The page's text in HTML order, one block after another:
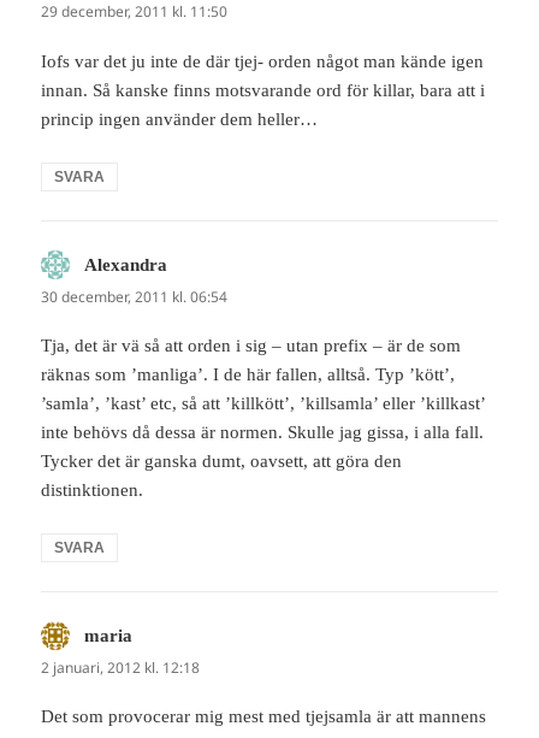
29 december, 2011 kl. 11:50
Iofs var det ju inte de där tjej- orden något man kände igen
innan. Så kanske finns motsvarande ord för killar, bara att i
princip ingen använder dem heller…
SVARA
Alexandra
30 december, 2011 kl. 06:54
Tja, det är vä så att orden i sig – utan prefix – är de som
räknas som ’manliga’. I de här fallen, alltså. Typ ’kött’,
’samla’, ’kast’ etc, så att ’killkött’, ’killsamla’ eller ’killkast’
inte behövs då dessa är normen. Skulle jag gissa, i alla fall.
Tycker det är ganska dumt, oavsett, att göra den
distinktionen.
SVARA
maria
2 januari, 2012 kl. 12:18
Det som provocerar mig mest med tjejsamla är att mannens